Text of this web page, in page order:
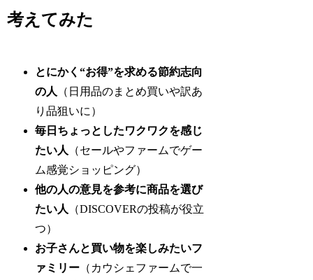
考えてみた
とにかく“お得”を求める節約志向
の人
（日用品のまとめ買いや訳あ
り品狙いに）
毎日ちょっとしたワクワクを感じ
たい人
（セールやファームでゲー
ム感覚ショッピング）
他の人の意見を参考に商品を選び
たい人
（DISCOVERの投稿が役立
つ）
お子さんと買い物を楽しみたいフ
ァミリー （カウシェファームで一